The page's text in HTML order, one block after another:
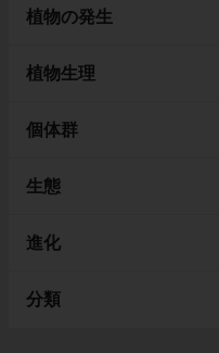
植物の発生
植物生理
個体群
生態
進化
分類